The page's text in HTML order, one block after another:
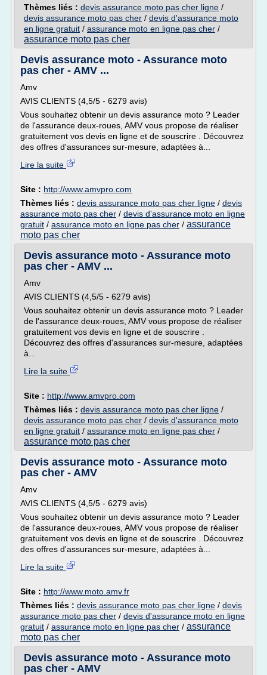
Thèmes liés : devis assurance moto pas cher ligne /
devis assurance moto pas cher / devis d'assurance moto
en ligne gratuit / assurance moto en ligne pas cher /
assurance moto pas cher
Devis assurance moto - Assurance moto
pas cher - AMV ...
Amv
AVIS CLIENTS (4,5/5 - 6279 avis)
Vous souhaitez obtenir un devis assurance moto ? Leader
de l'assurance deux-roues, AMV vous propose de réaliser
gratuitement vos devis en ligne et de souscrire . Découvrez
des offres d'assurances sur-mesure, adaptées à...
Lire la suite
Site : http://www.amvpro.com
Thèmes liés : devis assurance moto pas cher ligne / devis
assurance moto pas cher / devis d'assurance moto en ligne
gratuit / assurance moto en ligne pas cher / assurance
moto pas cher
Devis assurance moto - Assurance moto
pas cher - AMV ...
Amv
AVIS CLIENTS (4,5/5 - 6279 avis)
Vous souhaitez obtenir un devis assurance moto ? Leader
de l'assurance deux-roues, AMV vous propose de réaliser
gratuitement vos devis en ligne et de souscrire .
Découvrez des offres d'assurances sur-mesure, adaptées
à...
Lire la suite
Site : http://www.amvpro.com
Thèmes liés : devis assurance moto pas cher ligne /
devis assurance moto pas cher / devis d'assurance moto
en ligne gratuit / assurance moto en ligne pas cher /
assurance moto pas cher
Devis assurance moto - Assurance moto
pas cher - AMV
Amv
AVIS CLIENTS (4,5/5 - 6279 avis)
Vous souhaitez obtenir un devis assurance moto ? Leader
de l'assurance deux-roues, AMV vous propose de réaliser
gratuitement vos devis en ligne et de souscrire . Découvrez
des offres d'assurances sur-mesure, adaptées à...
Lire la suite
Site : http://www.moto.amv.fr
Thèmes liés : devis assurance moto pas cher ligne / devis
assurance moto pas cher / devis d'assurance moto en ligne
gratuit / assurance moto en ligne pas cher / assurance
moto pas cher
Devis assurance moto - Assurance moto
pas cher - AMV